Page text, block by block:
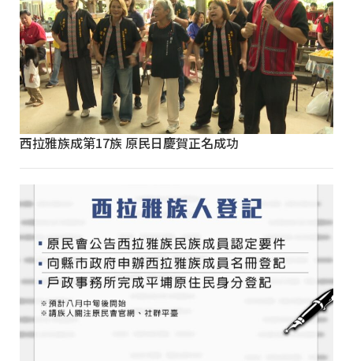
西拉雅族成第17族 原民日慶賀正名成功